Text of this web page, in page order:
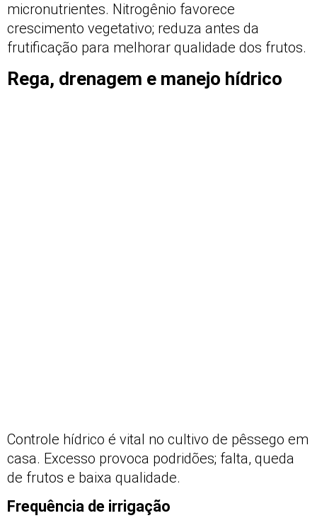
micronutrientes. Nitrogênio favorece
crescimento vegetativo; reduza antes da
frutificação para melhorar qualidade dos frutos.
Rega, drenagem e manejo hídrico
Controle hídrico é vital no cultivo de pêssego em
casa. Excesso provoca podridões; falta, queda
de frutos e baixa qualidade.
Frequência de irrigação